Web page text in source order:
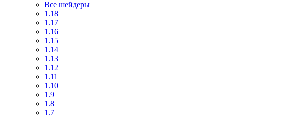
Все шейдеры
1.18
1.17
1.16
1.15
1.14
1.13
1.12
1.11
1.10
1.9
1.8
1.7